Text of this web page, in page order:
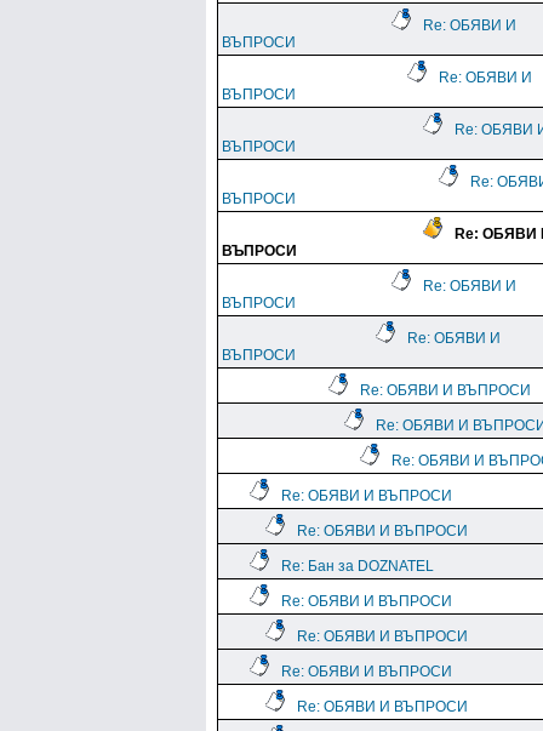
Re: ОБЯВИ И
ВЪПРОСИ
Re: ОБЯВИ И
ВЪПРОСИ
Re: ОБЯВИ
ВЪПРОСИ
Re:
ВЪПРОСИ
Re: ОБЯВИ
ВЪПРОСИ
Re: ОБЯВИ И
ВЪПРОСИ
Re: ОБЯВИ И
ВЪПРОСИ
Re: ОБЯВИ И ВЪПРОСИ
Re: ОБЯВИ И
Re: ОБЯВИ И
Re: ОБЯВИ И ВЪПРОСИ
Re: ОБЯВИ И ВЪПРОСИ
Re: Бан за DOZNATEL
Re: ОБЯВИ И ВЪПРОСИ
Re: ОБЯВИ И ВЪПРОСИ
Re: ОБЯВИ И ВЪПРОСИ
Re: ОБЯВИ И ВЪПРОСИ